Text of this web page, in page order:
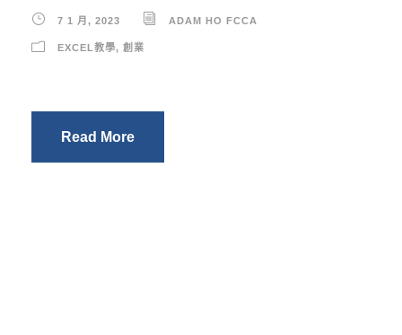
7 1 月, 2023 ADAM HO FCCA
EXCEL教學, 創業
Read More